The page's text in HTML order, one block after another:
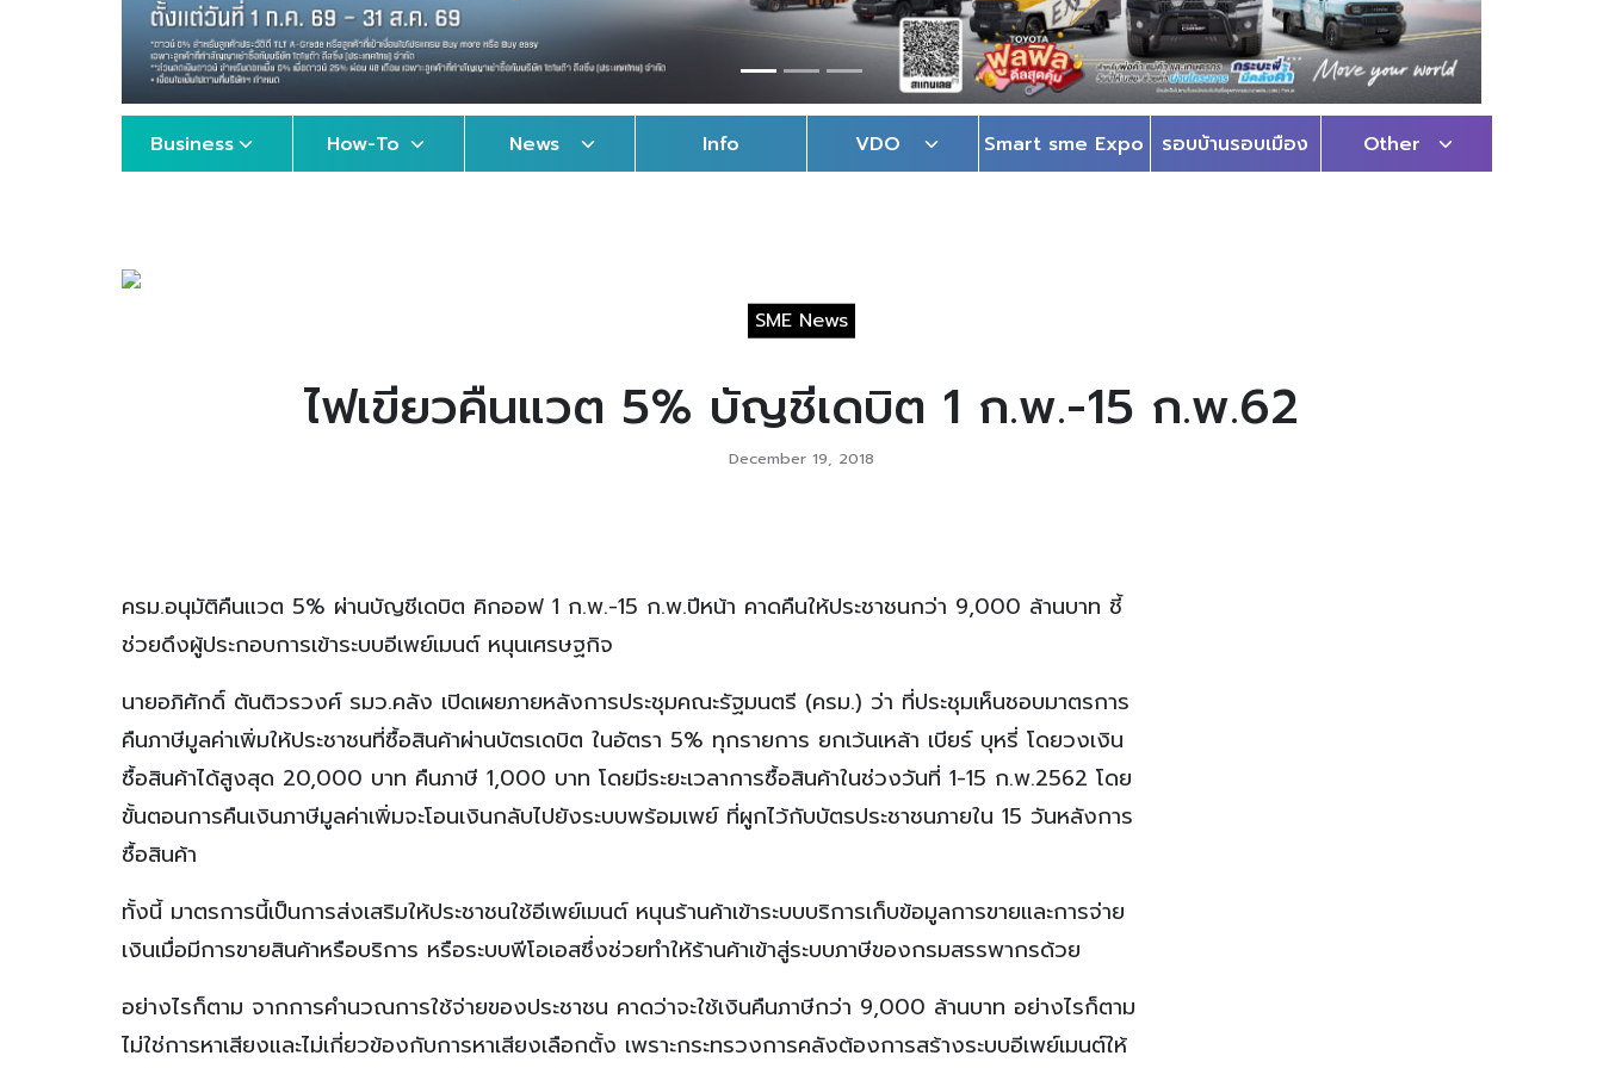
Business How-To News Info VDO Smart sme Expo รอบบ้านรอบเมือง Other
SME News
ไฟเขียวคืนแวต 5% บัญชีเดบิต 1 ก.พ.-15 ก.พ.62
December 19, 2018
ครม.อนุมัติคืนแวต 5% ผ่านบัญชีเดบิต คิกออฟ 1 ก.พ.-15 ก.พ.ปีหน้า คาดคืนให้ประชาชนกว่า 9,000 ล้านบาท ชี้
ช่วยดึงผู้ประกอบการเข้าระบบอีเพย์เมนต์ หนุนเศรษฐกิจ
นายอภิศักดิ์ ตันติวรวงศ์ รมว.คลัง เปิดเผยภายหลังการประชุมคณะรัฐมนตรี (ครม.) ว่า ที่ประชุมเห็นชอบมาตรการ
คืนภาษีมูลค่าเพิ่มให้ประชาชนที่ซื้อสินค้าผ่านบัตรเดบิต ในอัตรา 5% ทุกรายการ ยกเว้นเหล้า เบียร์ บุหรี่ โดยวงเงิน
ซื้อสินค้าได้สูงสุด 20,000 บาท คืนภาษี 1,000 บาท โดยมีระยะเวลาการซื้อสินค้าในช่วงวันที่ 1-15 ก.พ.2562 โดย
ขั้นตอนการคืนเงินภาษีมูลค่าเพิ่มจะโอนเงินกลับไปยังระบบพร้อมเพย์ ที่ผูกไว้กับบัตรประชาชนภายใน 15 วันหลังการ
ซื้อสินค้า
ทั้งนี้ มาตรการนี้เป็นการส่งเสริมให้ประชาชนใช้อีเพย์เมนต์ หนุนร้านค้าเข้าระบบบริการเก็บข้อมูลการขายและการจ่าย
เงินเมื่อมีการขายสินค้าหรือบริการ หรือระบบพีโอเอสซึ่งช่วยทำให้ร้านค้าเข้าสู่ระบบภาษีของกรมสรรพากรด้วย
อย่างไรก็ตาม จากการคำนวณการใช้จ่ายของประชาชน คาดว่าจะใช้เงินคืนภาษีกว่า 9,000 ล้านบาท อย่างไรก็ตาม
ไม่ใช่การหาเสียงและไม่เกี่ยวข้องกับการหาเสียงเลือกตั้ง เพราะกระทรวงการคลังต้องการสร้างระบบอีเพย์เมนต์ให้